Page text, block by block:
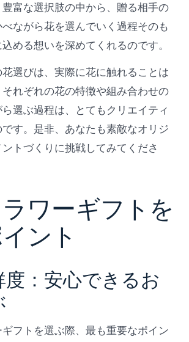
富な選択肢の中から、贈る相手の
ながら花を選んでいく過程そのも
める想いを深めてくれるのです。
選びは、実際に花に触れることは
れぞれの花の特徴や組み合わせの
選ぶ過程は、とてもクリエイティ
す。是非、あなたも素敵なオリジ
トづくりに挑戦してみてくださ
ワーギフトを
ント
度：安心できるお
フトを選ぶ際、最も重要なポイン